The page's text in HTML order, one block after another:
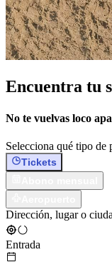
Encuentra tu
No te vuelvas loco
Selecciona qué tipo de
Tickets
Dirección, lugar o
Entrada